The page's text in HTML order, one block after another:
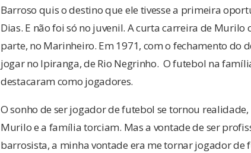
Barroso quis o destino que ele tivesse a primeira
Dias. E não foi só no juvenil. A curta carreira de
parte, no Marinheiro. Em 1971, com o fechamento
jogar no Ipiranga, de Rio Negrinho. O futebol na
destacaram como jogadores.
O sonho de ser jogador de futebol se tornou
Murilo e a família torciam. Mas a vontade de ser
barrosista, a minha vontade era me tornar jogador de